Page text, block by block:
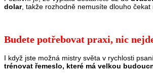
dolar, takže rozhodně nemusíte dlouho
Budete potřebovat praxi, nic
I když jste možná mistry světa v rychlosti
trénovat řemeslo, které má velkou